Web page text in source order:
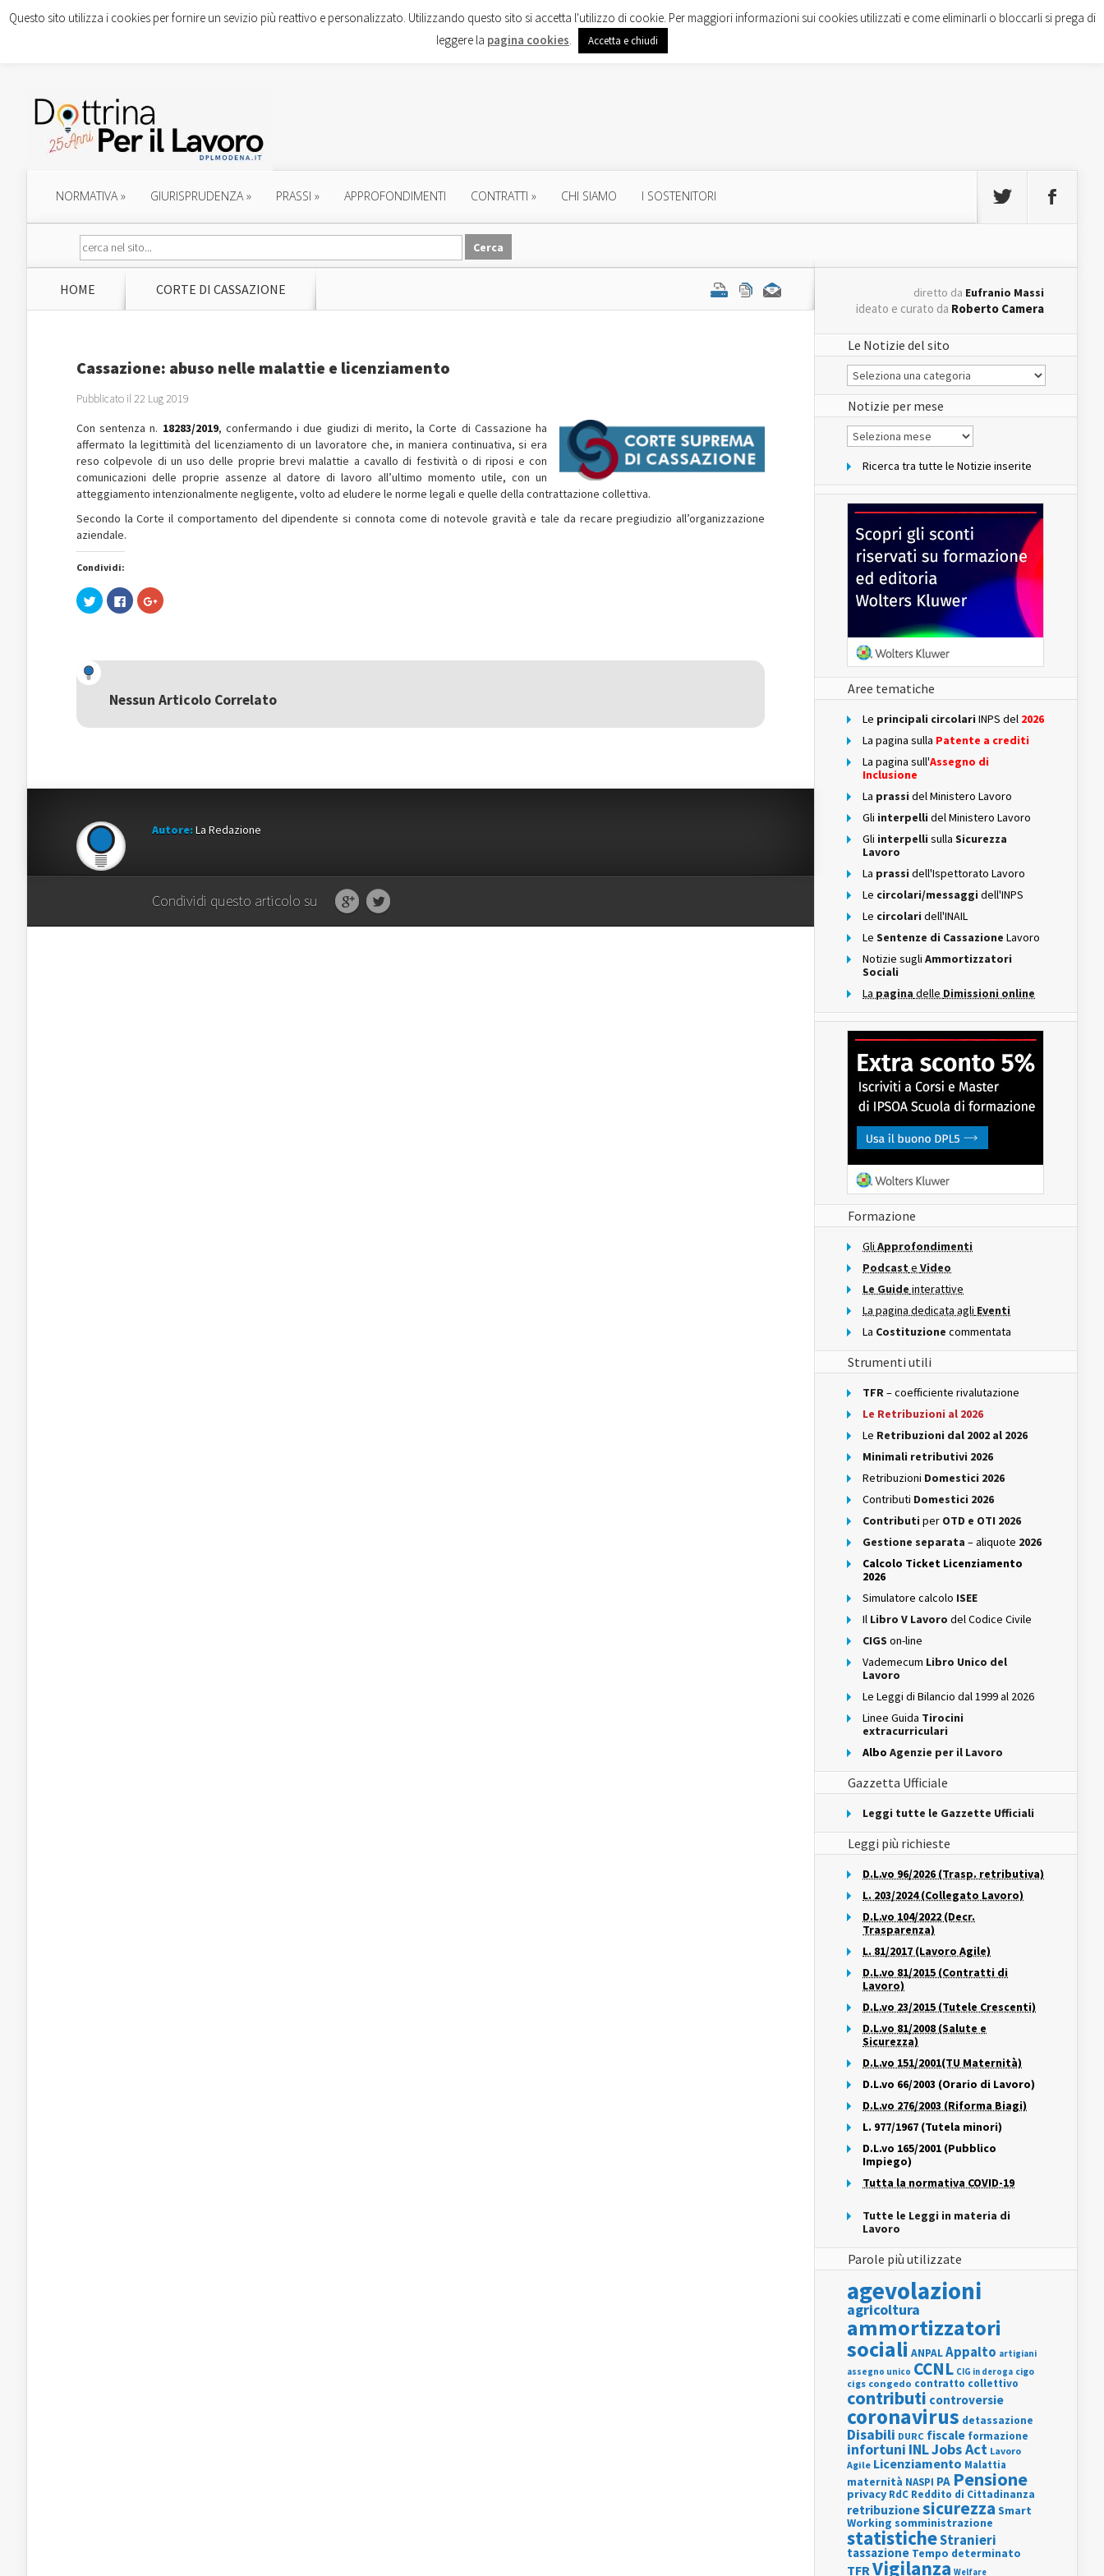
NORMATIVA» GIURISPRUDENZA» PRASSI » APPROFONDIMENTI CONTRATTI » CHI SIAMO I SOSTENITORI
HOME CORTE DI CASSAZIONE
Cassazione: abuso nelle malattie e licenziamento
Pubblicato il 22 Lug 2019
Con sentenza n. 18283/2019, confermando i due giudizi di merito, la Corte di Cassazione ha
affermato la legittimità del licenziamento di un lavoratore che, in maniera continuativa, si era
reso colpevole di un uso delle proprie brevi malattie a cavallo di festività o di riposi e con
comunicazioni delle proprie assenze al datore di lavoro all’ultimo momento utile, con un
atteggiamento intenzionalmente negligente, volto ad eludere le norme legali e quelle della contrattazione collettiva.
Secondo la Corte il comportamento del dipendente si connota come di notevole gravità e tale da recare pregiudizio all’organizzazione
aziendale.
Condividi:
Fai
clic
(Si
apre
una
nuova
Fai
clic
nuova
finestra)
Fai
clic
una
nuova
Nessun Articolo Correlato
Autore:La Redazione
Condividi questo articolo su
diretto da Eufranio Massi
ideato e curato da Roberto Camera
Le Notizie del sito
Le
Notizie
del
sito
Notizie per mese
Notizie
per
Ricerca tra tutte le Notizie inserite
Aree tematiche
Le principali circolari INPS del 2026
La pagina sulla Patente a crediti
La pagina sull'Assegno di
Inclusione
La prassi del Ministero Lavoro
Gli interpelli del Ministero Lavoro
Gli interpelli sulla Sicurezza
Lavoro
La prassi dell'Ispettorato Lavoro
Le circolari/messaggi dell'INPS
Le circolari dell'INAIL
Le Sentenze di Cassazione Lavoro
Notizie sugli Ammortizzatori
Sociali
La pagina delle Dimissioni online
Formazione
Gli Approfondimenti
Podcast e Video
Le Guide interattive
La pagina dedicata agli Eventi
La Costituzione commentata
Strumenti utili
TFR– coefficiente rivalutazione
Le Retribuzioni al 2026
Le Retribuzioni dal 2002 al 2026
Minimali retributivi 2026
Retribuzioni Domestici 2026
Contributi Domestici 2026
Contributi per OTD e OTI 2026
Gestione separata – aliquote 2026
Calcolo Ticket Licenziamento
2026
Simulatore calcolo ISEE
Il Libro V Lavoro del Codice Civile
CIGS on-line
Vademecum Libro Unico del
Lavoro
Le Leggi di Bilancio dal 1999 al 2026
Linee Guida Tirocini
extracurriculari
Albo Agenzie per il Lavoro
Gazzetta Ufficiale
Leggi tutte le Gazzette Ufficiali
Leggi più richieste
D.L.vo 96/2026 (Trasp. retributiva)
L. 203/2024 (Collegato Lavoro)
D.L.vo 104/2022 (Decr.
Trasparenza)
L. 81/2017 (Lavoro Agile)
D.L.vo 81/2015 (Contratti di
Lavoro)
D.L.vo 23/2015 (Tutele Crescenti)
D.L.vo 81/2008 (Salute e
Sicurezza)
D.L.vo 151/2001(TU Maternità)
D.L.vo 66/2003 (Orario di Lavoro)
D.L.vo 276/2003 (Riforma Biagi)
L. 977/1967 (Tutela minori)
D.L.vo 165/2001 (Pubblico
Impiego)
Tutta la normativa COVID-19
Tutte le Leggi in materia di
Lavoro
Parole più utilizzate
agevolazioni
agricoltura
ammortizzatori
sociali ANPALAppalto artigiani
assegno unico CCNL CIG in deroga cigo
cigs congedo contratto collettivo
contributi controversie
coronavirus detassazione
Disabili DURC fiscale formazione
infortuni INLJobs Act Lavoro
Agile Licenziamento Malattia
maternità NASPI PA Pensione
privacy RdC Reddito di Cittadinanza
retribuzionesicurezza Smart
Working somministrazione
statisticheStranieri
tassazione Tempo determinato
TFRVigilanza Welfare
Questo sito utilizza i cookies per fornire un sevizio più reattivo e personalizzato. Utilizzando questo sito si accetta l'utilizzo di cookie. Per maggiori informazioni sui cookies utilizzati e come eliminarli o bloccarli si prega di
leggere la pagina cookies. Accetta e chiudi